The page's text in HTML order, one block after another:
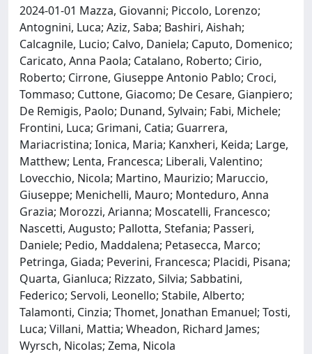
2024-01-01 Mazza, Giovanni; Piccolo, Lorenzo;
Antognini, Luca; Aziz, Saba; Bashiri, Aishah;
Calcagnile, Lucio; Calvo, Daniela; Caputo, Domenico;
Caricato, Anna Paola; Catalano, Roberto; Cirio,
Roberto; Cirrone, Giuseppe Antonio Pablo; Croci,
Tommaso; Cuttone, Giacomo; De Cesare, Gianpiero;
De Remigis, Paolo; Dunand, Sylvain; Fabi, Michele;
Frontini, Luca; Grimani, Catia; Guarrera,
Mariacristina; Ionica, Maria; Kanxheri, Keida; Large,
Matthew; Lenta, Francesca; Liberali, Valentino;
Lovecchio, Nicola; Martino, Maurizio; Maruccio,
Giuseppe; Menichelli, Mauro; Monteduro, Anna
Grazia; Morozzi, Arianna; Moscatelli, Francesco;
Nascetti, Augusto; Pallotta, Stefania; Passeri,
Daniele; Pedio, Maddalena; Petasecca, Marco;
Petringa, Giada; Peverini, Francesca; Placidi, Pisana;
Quarta, Gianluca; Rizzato, Silvia; Sabbatini,
Federico; Servoli, Leonello; Stabile, Alberto;
Talamonti, Cinzia; Thomet, Jonathan Emanuel; Tosti,
Luca; Villani, Mattia; Wheadon, Richard James;
Wyrsch, Nicolas; Zema, Nicola